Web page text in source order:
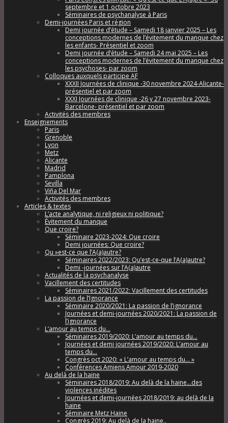
septembre et 1 octobre 2023
Séminaires de psychanalyse à Paris
Demi-journées Paris et région
Demi journée d’étude – Samedi 18 janvier 2025 – Les
conceptions modernes de l’évitement du manque chez
les enfants- Présentiel et zoom
Demi journée d’étude – Samedi 24 mai 2025 – Les
conceptions modernes de l’évitement du manque chez
les psychoses- par zoom
Colloques auxquels participe AF
XXXII Journées de clinique -30 novembre 2024-Alicante-
présentiel et par zoom
XXXI Journées de clinique -26 y 27 novembre 2023-
Barcelone- présentiel et par zoom
Activités des membres
Enseignements
Paris
Grenoble
Lyon
Metz
Alicante
Madrid
Pamplona
Sevilla
Viña Del Mar
Activités des membres
Articles & textes
L’acte analytique, ni religieux ni politique?
Évitement du manque
Que croire?
Séminaire 2023-2024: Que croire
Demi journées: Que croire?
Qu »est-ce que l’A(a)autre?
Séminaires 2022/2023: Qu’est-ce-que l’A(a)autre?
Demi -journées sur l’A(a)autre
Actualités de la psychanalyse
Vacillement des certitudes
Séminaires 2021/2022: Vacillement des certitudes
La passion de l’Ignorance
Séminaire 2020/2021: La passion de l’ignorance
Journées et demi-journées 2020/2021: La passion de
l’ignorance
L’amour au temps du…
Séminaires 2019/2020: L’amour au temps du…
Journées et demi journées 2019/2020: L’amour au
temps du…
Congrès oct 2020: « L’amour au temps du… »
Conférences Amiens Amour 2019-2020
Au delà de la haine
Séminaires 2018/2019: Au delà de la haine…des
violences inédites
Journées et demi-journées 2018/2019: au delà de la
haine
Séminaire Metz Haine
Congrès 2019: Au delà de la haine..